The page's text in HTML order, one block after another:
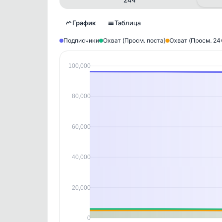
График Таблица
Подписчики Охват (Просм. поста) Охват (Просм.
100,000
80,000
60,000
40,000
20,000
0